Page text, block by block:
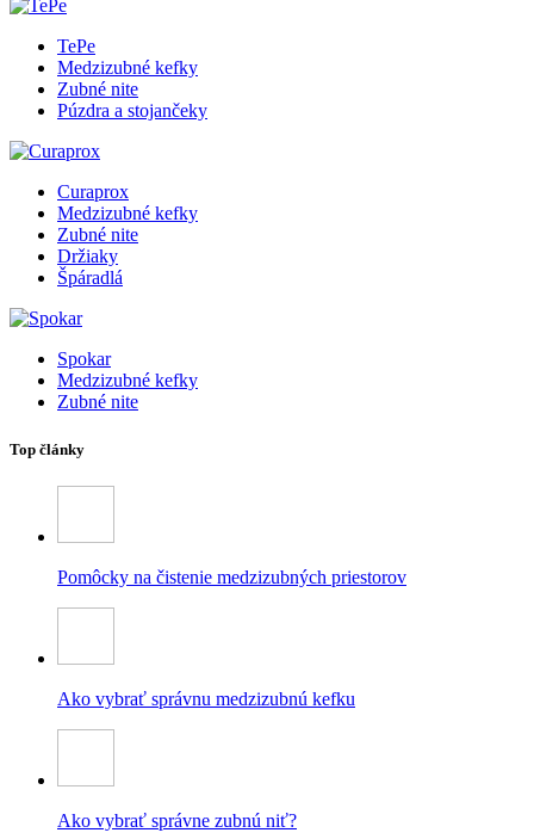
TePe
Medzizubné kefky
Zubné nite
Púzdra a stojančeky
Curaprox
Medzizubné kefky
Zubné nite
Držiaky
Špáradlá
Spokar
Medzizubné kefky
Zubné nite
Top články
Pomôcky na čistenie medzizubných priestorov
Ako vybrať správnu medzizubnú kefku
Ako vybrať správne zubnú niť?